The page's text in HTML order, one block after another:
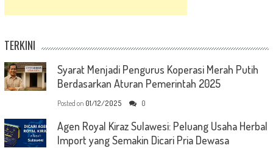
TERKINI
Syarat Menjadi Pengurus Koperasi Merah Putih
Berdasarkan Aturan Pemerintah 2025
Posted on 01/12/2025 0
Agen Royal Kiraz Sulawesi: Peluang Usaha Herbal
Import yang Semakin Dicari Pria Dewasa